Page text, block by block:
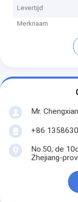
Levertijd
Merknaam
Mr.
+86
No.50, de
Zhejiang-